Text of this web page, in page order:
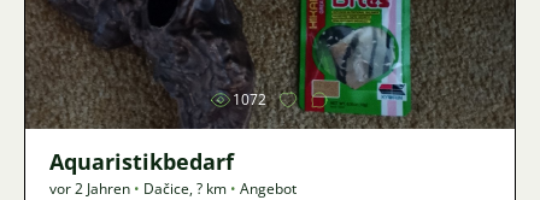
Bild
1072
Aquaristikbedarf
vor 2 Jahren • Dačice,? km • Angebot